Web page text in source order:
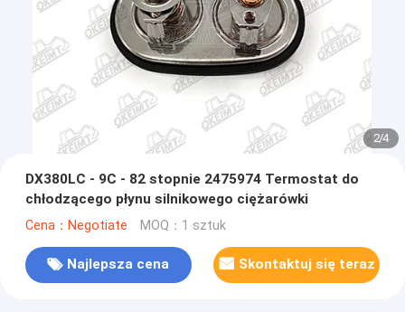
2/4
DX380LC - 9C - 82 stopnie 2475974 Termostat do
chłodzącego płynu silnikowego ciężarówki
Cena：Negotiate MOQ：1 sztuk
Najlepsza cena Skontaktuj się teraz